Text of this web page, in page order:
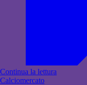
Continua la lettura
Calciomercato